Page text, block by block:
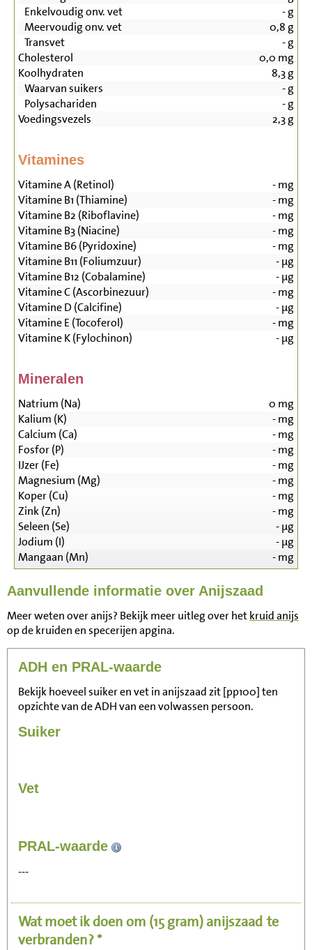
Enkelvoudig onv. vet
-g
Meervoudig onv. vet
0,8 g
Transvet
-g
Cholesterol
0,0 mg
Koolhydraten
8,3g
Waarvan suikers
-g
Polysachariden
-g
Voedingsvezels
2,3g
Vitamines
Vitamine A (Retinol) -mg
Vitamine B1 (Thiamine)
-mg
Vitamine B2 (Riboflavine)
-mg
Vitamine B3 (Niacine)
-mg
Vitamine B6 (Pyridoxine)
-mg
Vitamine B11 (Foliumzuur)
-µg
Vitamine B12 (Cobalamine)
-µg
Vitamine C (Ascorbinezuur)
-mg
Vitamine D (Calcifine)
-µg
Vitamine E (Tocoferol)
-mg
Vitamine K (Fylochinon)
-µg
Mineralen
Natrium (Na) 0 mg
Kalium (K)
-mg
Calcium (Ca)
-mg
Fosfor (P)
-mg
IJzer (Fe)
-mg
Magnesium (Mg)
-mg
Koper (Cu)
-mg
Zink (Zn)
-mg
Seleen (Se)
-µg
Jodium (I)
-µg
Mangaan (Mn)
-mg
Aanvullende informatie over Anijszaad
Meer weten over anijs? Bekijk meer uitleg over hetkruid anijs
op de kruiden en specerijen apgina.
ADH en PRAL-waarde
Bekijk hoeveel suiker en vet in anijszaad zit [pp100] ten
opzichte van de ADH van een volwassen persoon.
Suiker
Vet
PRAL-waarde
---
Wat moet ik doen om (15 gram)anijszaad te
verbranden? *
Zitten, tv kijken
Wandelen (5 km/uur) 11